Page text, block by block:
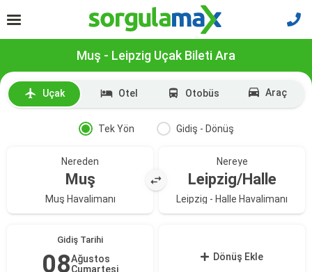
Muş - Leipzig Uçak Bileti Ara
Uçak Otel Otobüs Araç
Tek Yön Gidiş - Dönüş
Nereden
Muş
Muş Havalimanı
Nereye
Leipzig/Halle
Leipzig - Halle Havalimanı
Gidiş Tarihi
08Ağustos
Cumartesi
Dönüş Ekle